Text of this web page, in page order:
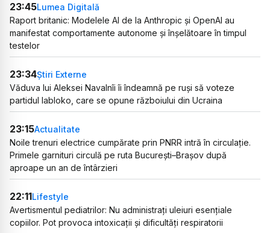
23:45Lumea Digitală
Raport britanic: Modelele AI de la Anthropic și OpenAI au
manifestat comportamente autonome și înșelătoare în timpul
testelor
23:34Știri Externe
Văduva lui Aleksei Navalnîi îi îndeamnă pe ruși să voteze
partidul Iabloko, care se opune războiului din Ucraina
23:15Actualitate
Noile trenuri electrice cumpărate prin PNRR intră în circulație.
Primele garnituri circulă pe ruta București–Brașov după
aproape un an de întârzieri
22:11Lifestyle
Avertismentul pediatrilor: Nu administrați uleiuri esențiale
copiilor. Pot provoca intoxicații și dificultăți respiratorii